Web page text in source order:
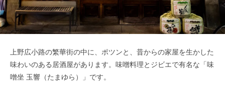
上野広小路の繁華街の中に、ポツンと、昔からの家屋を生かした
味わいのある居酒屋があります。味噌料理とジビエで有名な「味
噌坐 玉響（たまゆら）」です。